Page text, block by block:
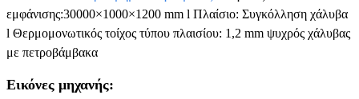
εμφάνισης:30000×1000×1200 mm l Πλαίσιο: Συγκόλληση χάλυβα
l Θερμομονωτικός τοίχος τύπου πλαισίου: 1,2 mm ψυχρός χάλυβας
με πετροβάμβακα
Εικόνες μηχανής: